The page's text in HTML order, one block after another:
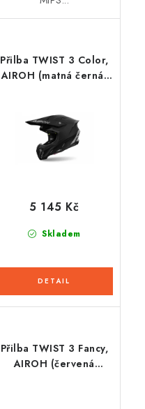
Přilba TWIST 3 Color,
AIROH (matná černá)
Skladem
5 145 Kč
Přilba TWIST 3 Fancy,
AIROH (červená